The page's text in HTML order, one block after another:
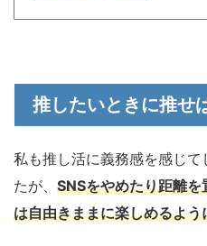
推したいときに推せ
私も推し活に義務感を感じ
たが、 SNSをやめたり距離
は自由きままに楽しめるよう